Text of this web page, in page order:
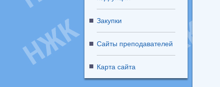
Закупки
Сайты преподавателей
Карта сайта